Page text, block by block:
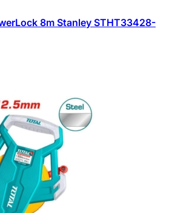
8m Stanley STHT33428-